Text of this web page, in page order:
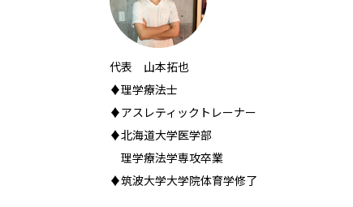
代表 山本拓也
♦理学療法士
♦アスレティックトレーナー
♦北海道大学医学部
理学療法学専攻卒業
♦筑波大学大学院体育学修了